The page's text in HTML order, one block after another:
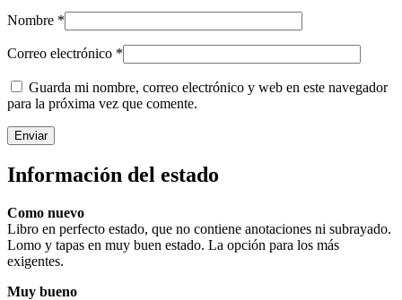
Nombre *
Correo electrónico *
Guarda mi nombre, correo electrónico y web en este navegador
para la próxima vez que comente.
Información del estado
Como nuevo
Libro en perfecto estado, que no contiene anotaciones ni subrayado.
Lomo y tapas en muy buen estado. La opción para los más
exigentes.
Muy bueno